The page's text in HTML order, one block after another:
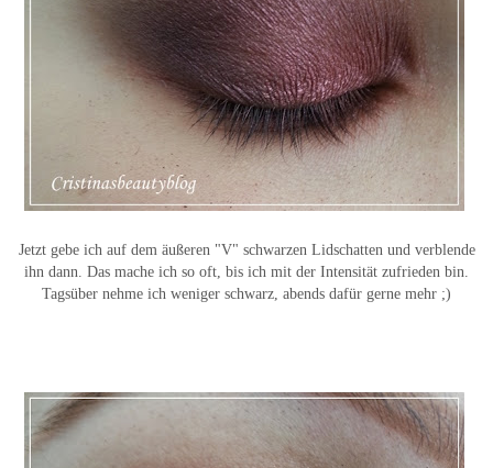
Jetzt gebe ich auf dem äußeren "V" schwarzen Lidschatten und verblende
ihn dann. Das mache ich so oft, bis ich mit der Intensität zufrieden bin.
Tagsüber nehme ich weniger schwarz, abends dafür gerne mehr ;)